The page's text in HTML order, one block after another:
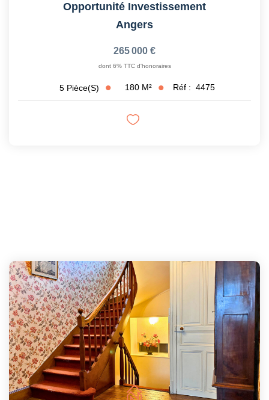
Opportunité Investissement
Angers
265 000 €
dont 6% TTC d'honoraires
5 Pièce(s) 180 M² Réf : 4475